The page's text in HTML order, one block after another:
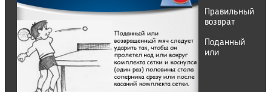
Правильный
возврат
Поданный
или